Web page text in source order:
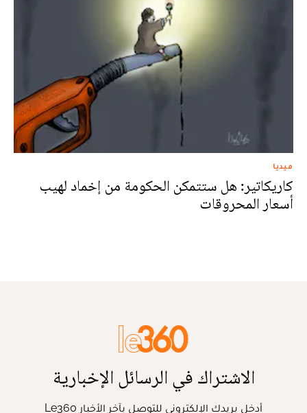
ميديا
كاريكاتير: هل ستتمكن الحكومة من إخماد لهيب
أسعار المحروقات
الاشتراك في الرسائل الإخبارية
أدخل بريدك الإلكتروني للتوصل بآخر الأخبار Le360